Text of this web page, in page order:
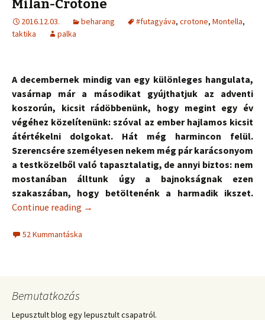
Milan-Crotone
2016.12.03. beharang #futagyáva, crotone, Montella,
taktika
palka
A decembernek mindig van egy különleges hangulata,
vasárnap már a másodikat gyújthatjuk az adventi
koszorún, kicsit rádöbbenünk, hogy megint egy év
végéhez közelítenünk: szóval az ember hajlamos kicsit
átértékelni dolgokat. Hát még harmincon felül.
Szerencsére személyesen nekem még pár karácsonyom
a testközelből való tapasztalatig, de annyi biztos: nem
mostanában álltunk úgy a bajnokságnak ezen
szakaszában, hogy betöltenénk a harmadik ikszet.
Continue reading →
52 Kummantáska
Bemutatkozás
Lepusztult blog egy lepusztult csapatról.